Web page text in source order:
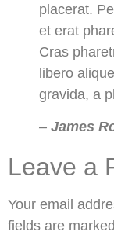
placerat.
et erat
Cras
libero
gravida, a
– James
Leave a
Your email
fields are marked